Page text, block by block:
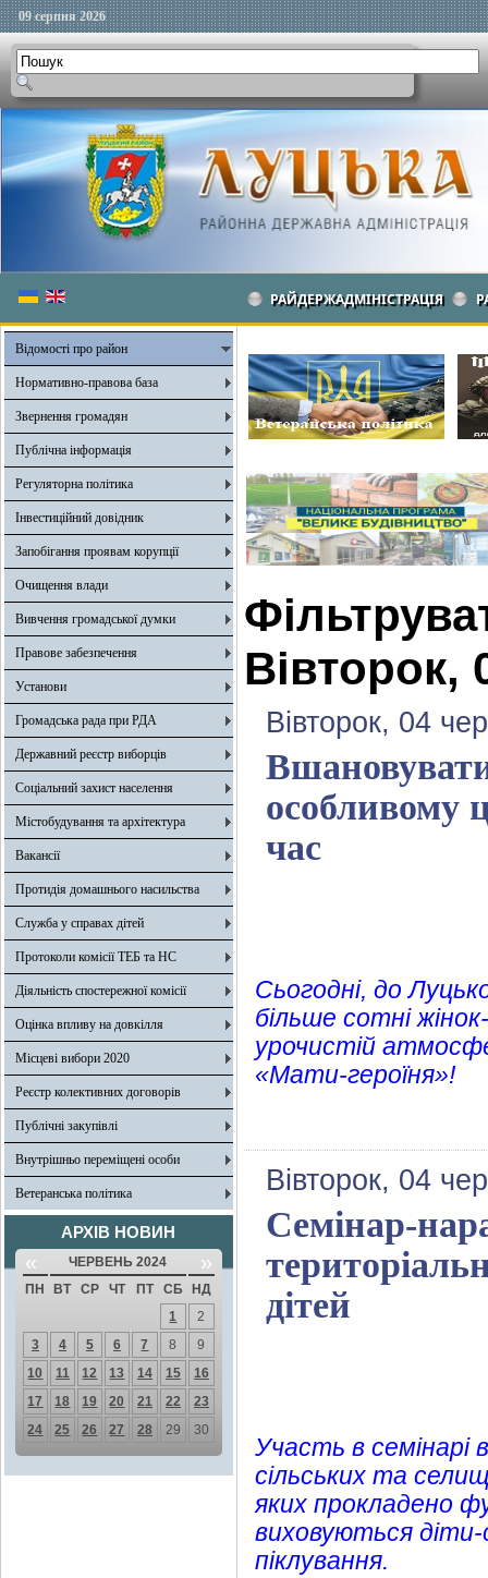
09 серпня 2026
РАЙДЕРЖАДМІНІСТРАЦІЯ
Відомості про район
Нормативно-правова база
Звернення громадян
Публічна інформація
Регуляторна політика
Інвестиційний довідник
Запобігання проявам корупції
Очищення влади
Вивчення громадської думки
Правове забезпечення
Установи
Громадська рада при РДА
Державний реєстр виборців
Соціальний захист населення
Містобудування та архітектура
Вакансії
Протидія домашнього насильства
Служба у справах дітей
Протоколи комісії ТЕБ та НС
Діяльність спостережної комісії
Оцінка впливу на довкілля
Місцеві вибори 2020
Реєстр колективних договорів
Публічні закупівлі
Внутрішньо переміщені особи
Ветеранська політика
АРХІВ НОВИН
« ЧЕРВЕНЬ 2024 »
ПН ВТ СР ЧТ ПТ СБ
НД
1
2
3
4 5 6 7 8
9
10
11 12 13 14 15
16
17
18 19 20 21 22
23
24
25 26 27 28 29 30
Вівторок,
Вівторок, 04
особливому
час
Сьогодні, до
більше сотні
урочистій
«Мати-героїня»!
Вівторок, 04
Семінар-
дітей
Участь в семінарі
сільських та
яких прокладено
виховуються діти-
піклування.